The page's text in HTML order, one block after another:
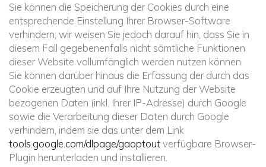
Sie können die Speicherung der Cookies durch eine
entsprechende Einstellung Ihrer Browser-Software
verhindern; wir weisen Sie jedoch darauf hin, dass Sie in
diesem Fall gegebenenfalls nicht sämtliche Funktionen
dieser Website vollumfänglich werden nutzen können.
Sie können darüber hinaus die Erfassung der durch das
Cookie erzeugten und auf Ihre Nutzung der Website
bezogenen Daten (inkl. Ihrer IP-Adresse) durch Google
sowie die Verarbeitung dieser Daten durch Google
verhindern, indem sie das unter dem Link
tools.google.com/dlpage/gaoptoutverfügbare Browser-
Plugin herunterladen und installieren.